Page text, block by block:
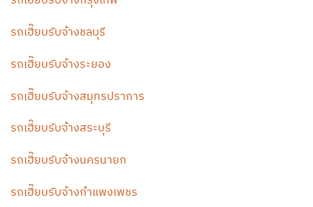
รถเฮี๊ยบรับจ้างชลบุรี
รถเฮี๊ยบรับจ้างระยอง
รถเฮี๊ยบรับจ้างสมุทรปราการ
รถเฮี๊ยบรับจ้างสระบุรี
รถเฮี๊ยบรับจ้างนครนายก
รถเฮี๊ยบรับจ้างกำแพงเพชร